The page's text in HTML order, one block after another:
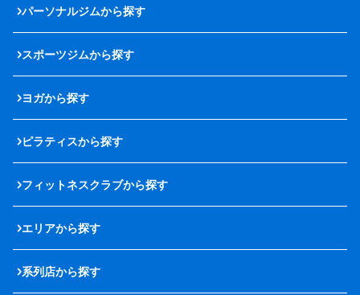
パーソナルジムから探す
スポーツジムから探す
ヨガから探す
ピラティスから探す
フィットネスクラブから探す
エリアから探す
系列店から探す